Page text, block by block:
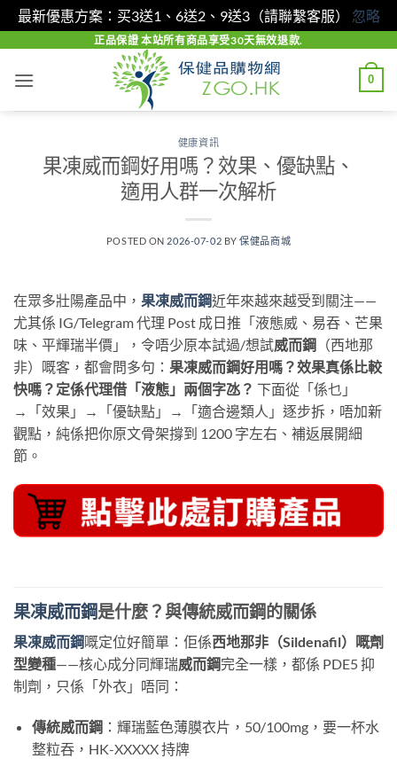
最新優惠方案：买3送1、6送2、9送3（請聯繫客服） 忽略
content
正品保證 本站所有商品享受30天無效退款.
0
健康資訊
果凍威而鋼好用嗎？效果、優缺點、
適用人群一次解析
POSTED ON 2026-07-02 BY保健品商城
在眾多壯陽產品中， 果凍威而鋼近年來越來越受到關注——
尤其係 IG/Telegram 代理 Post 成日推「液態威、易吞、芒果
味、平輝瑞半價」，令唔少原本試過/想試威而鋼 （西地那
非）嘅客，都會問多句： 果凍威而鋼好用嗎？效果真係比較
快嗎？定係代理借「液態」兩個字氹？ ​ 下面從「係乜」
→「效果」→「優缺點」→「適合邊類人」逐步拆，唔加新
觀點，純係把你原文骨架撐到 1200 字左右、補返展開細
節。
果凍威而鋼是什麼？與傳統威而鋼的關係
果凍威而鋼 嘅定位好簡單：佢係西地那非（Sildenafil）嘅劑
型變種——核心成分同輝瑞威而鋼完全一樣，都係 PDE5 抑
制劑，只係「外衣」唔同：
傳統威而鋼 ：輝瑞藍色薄膜衣片，50/100mg，要一杯水
整粒吞，HK-XXXXX 持牌